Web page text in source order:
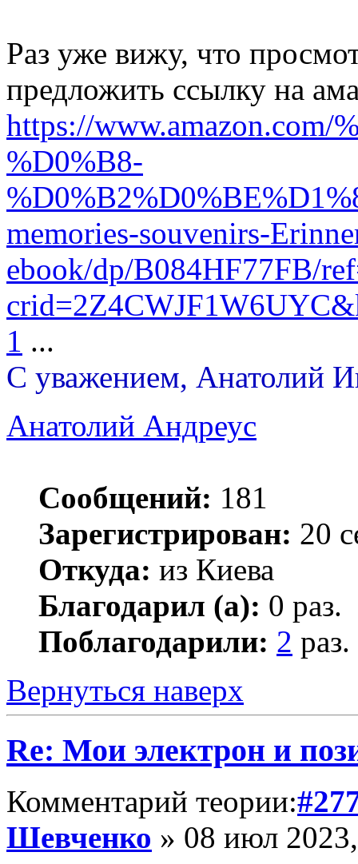
Раз уже вижу, что
предложить ссылку на
https://www.amazon.com/
%D0%B8-
memories-souvenirs-
ebook/dp/B084HF77FB/
1 ...
С уважением, Анатолий
Анатолий Андреус
Сообщений: 181
Зарегистрирован: 20
Откуда: из Киева
Благодарил (а): 0 раз.
Поблагодарили: 2 раз.
Вернуться наверх
Re: Мои электрон и
Комментарий теории:
Шевченко » 08 июл